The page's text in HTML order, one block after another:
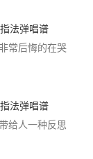
法弹唱谱
常后悔的在哭
法弹唱谱
给人一种反思